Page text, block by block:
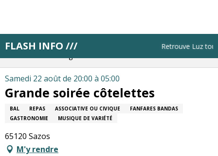
principal
FLASH INFO /// Retrouve Luz
Accueil Résa pas à pas
Planifie tes journées
Samedi 22 août de 20:00 à 05:00
Grande soirée côtelettes
BAL REPAS ASSOCIATIVE OU CIVIQUE
FANFARES BANDAS
GASTRONOMIE
MUSIQUE DE VARIÉTÉ
65120 Sazos
M'y rendre